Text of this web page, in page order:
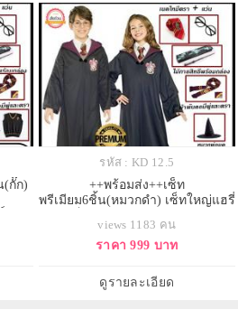
(กั๊ก)
อต
รหัส : KD 12.5
++พร้อมส่ง++เซ็ท
พรีเมียม6ชิ้น(หมวกดำ) เซ็ทใหญ่แฮรี่
กายสิทธิ์+ผ้าพันคอยาว+หมวกดำ ชุด
คลุมแฮรี่พอตเตอร์เด็ก บ้านกริฟฟินด
views 1183 คน
ราคา 999 บาท
ดูรายละเอียด